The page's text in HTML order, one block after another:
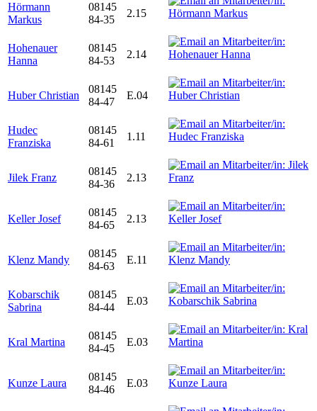
Hörmann
Markus
08145
84-35
2.15
Hohenauer
Hanna
08145
84-53
2.14
Huber Christian
08145
84-47
E.04
Hudec
Franziska
08145
84-61
1.11
Jilek Franz
08145
84-36
2.13
Keller Josef
08145
84-65
2.13
Klenz Mandy
08145
84-63
E.11
Kobarschik
Sabrina
08145
84-44
E.03
Kral Martina
08145
84-45
E.03
Kunze Laura
08145
84-46
E.03